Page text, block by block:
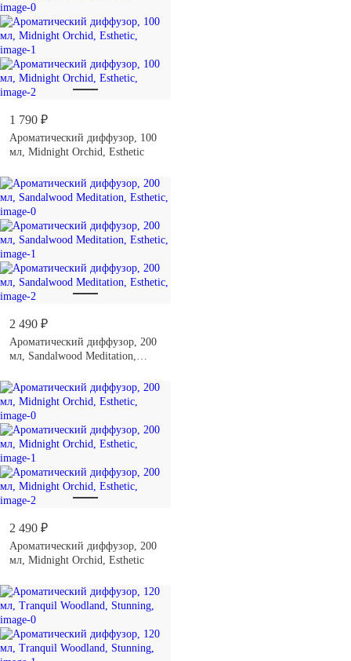
1 790 ₽
Ароматический диффузор, 100
мл, Midnight Orchid, Esthetic
2 490 ₽
Ароматический диффузор, 200
мл, Sandalwood Meditation,
2 490 ₽
Ароматический диффузор, 200
мл, Midnight Orchid, Esthetic